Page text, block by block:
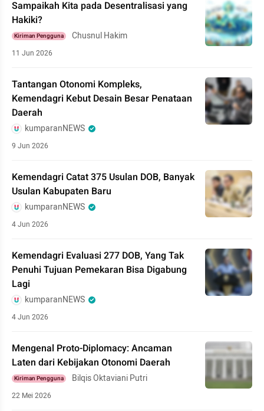
Sampaikah Kita pada Desentralisasi yang
Hakiki?
Kiriman Pengguna Chusnul Hakim
11 Jun 2026
Tantangan Otonomi Kompleks,
Kemendagri Kebut Desain Besar Penataan
Daerah
kumparanNEWS
9 Jun 2026
Kemendagri Catat 375 Usulan DOB, Banyak
Usulan Kabupaten Baru
kumparanNEWS
4 Jun 2026
Kemendagri Evaluasi 277 DOB, Yang Tak
Penuhi Tujuan Pemekaran Bisa Digabung
Lagi
kumparanNEWS
4 Jun 2026
Mengenal Proto-Diplomacy: Ancaman
Laten dari Kebijakan Otonomi Daerah
Kiriman Pengguna Bilqis Oktaviani Putri
22 Mei 2026